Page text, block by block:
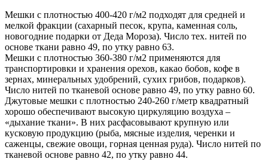
Мешки с плотностью 400-420 г/м2 подходят для средней и
мелкой фракции (сахарный песок, крупа, каменная соль,
новогодние подарки от Деда Мороза). Число тех. нитей по
основе ткани равно 49, по утку равно 63.
Мешки с плотностью 360-380 г/м2 применяются для
транспортировки и хранения орехов, какао бобов, кофе в
зернах, минеральных удобрений, сухих грибов, подарков).
Число нитей по тканевой основе равно 49, по утку равно 60.
Джутовые мешки с плотностью 240-260 г/метр квадратный
хорошо обеспечивают высокую циркуляцию воздуха –
«дыхание ткани». В них расфасовывают крупную или
кусковую продукцию (рыба, мясные изделия, черенки и
саженцы, свежие овощи, горная ценная руда). Число нитей по
тканевой основе равно 42, по утку равно 44.